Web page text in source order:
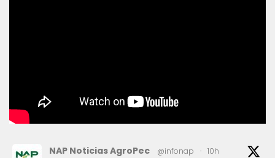
NAP Noticias AgroPec @infonap · 10h